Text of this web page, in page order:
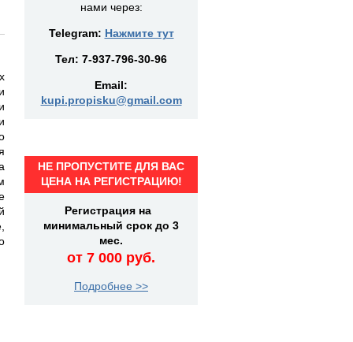
нами через:
Telegram: Нажмите тут
Тел: 7-937-796-30-96
Email:
kupi.propisku@gmail.com
НЕ ПРОПУСТИТЕ ДЛЯ ВАС
ЦЕНА НА РЕГИСТРАЦИЮ!
Регистрация на
минимальный срок до 3
мес.
от 7 000 руб.
Подробнее >>